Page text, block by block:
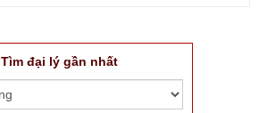
Tìm đại lý gần nhất